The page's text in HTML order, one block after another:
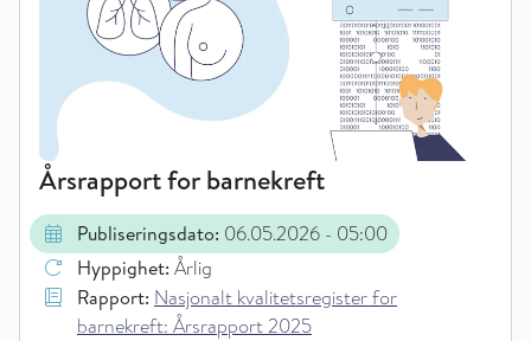
Årsrapport for barnekreft
Publiseringsdato: 06.05.2026 - 05:00
Hyppighet: Årlig
Rapport: Nasjonalt kvalitetsregister for
barnekreft: Årsrapport 2025